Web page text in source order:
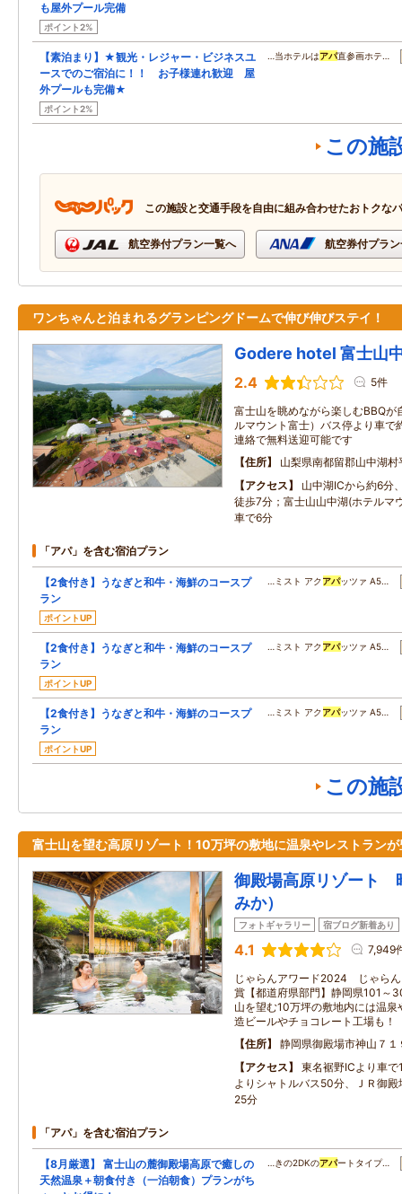
も屋外プール完備
ポイント2%
【素泊まり】★観光・レジャー・ビジネスユ
ースでのご宿泊に！！ お子様連れ歓迎 屋
外プールも完備★
ポイント2%
…当ホテルはアパ直参画ホテ…
この施
この施設と交通手段を自由に組み合わせたおトクな
航空券付プラン一覧へ 航空券付プラ
ワンちゃんと泊まれるグランピングドームで伸び伸びステイ！
Godere hotel 富士山
2.4 5件
富士山を眺めながら楽しむBBQが
ルマウント富士）バス停より車
連絡で無料送迎可能です
住所
山梨県南都留郡山中湖
アクセス
山中湖ICから約6分
徒歩7分；富士山山中湖(ホテルマ
車で6分
「アパ」を含む宿泊プラン
【2食付き】うなぎと和牛・海鮮のコースプ
ラン
ポイントUP
…ミスト アクアパッツァ A5…
【2食付き】うなぎと和牛・海鮮のコースプ
ラン
ポイントUP
…ミスト アクアパッツァ A5…
【2食付き】うなぎと和牛・海鮮のコースプ
ラン
ポイントUP
…ミスト アクアパッツァ A5…
この施
富士山を望む高原リゾート！10万坪の敷地に温泉やレストラン
御殿場高原リゾート
みか）
フォトギャラリー 宿ブログ新着あり
4.1 7,949
じゃらんアワード2024 じゃらん
賞【都道府県部門】静岡県101
山を望む10万坪の敷地内には温
造ビールやチョコレート工場も！
住所
静岡県御殿場市神山７１
アクセス
東名裾野ICより車
よりシャトルバス50分、ＪＲ御
25分
「アパ」を含む宿泊プラン
【8月厳選】 富士山の麓御殿場高原で癒しの
天然温泉＋朝食付き（一泊朝食）プランがち
…きの2DKのアパートタイプ…